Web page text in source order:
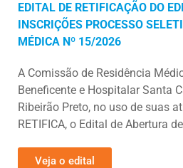
EDITAL DE RETIFICAÇÃO DO
INSCRIÇÕES PROCESSO
MÉDICA Nº 15/2026
A Comissão de Residência
Beneficente e Hospitalar Santa
Ribeirão Preto, no uso de suas
RETIFICA, o Edital de Abertura
Veja o edital